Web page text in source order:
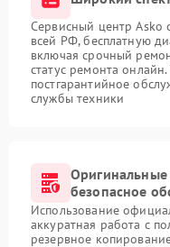
Сервисный центр Asko
всей РФ, бесплатную
включая срочный
статус ремонта
постгарантийное
службы техники
безопасное
Использование
аккуратная работа с
резервное